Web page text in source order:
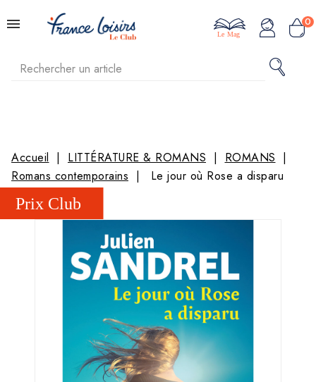
0
Le Mag
Accueil LITTÉRATURE & ROMANS
ROMANS
Romans contemporains
Le jour où Rose a disparu